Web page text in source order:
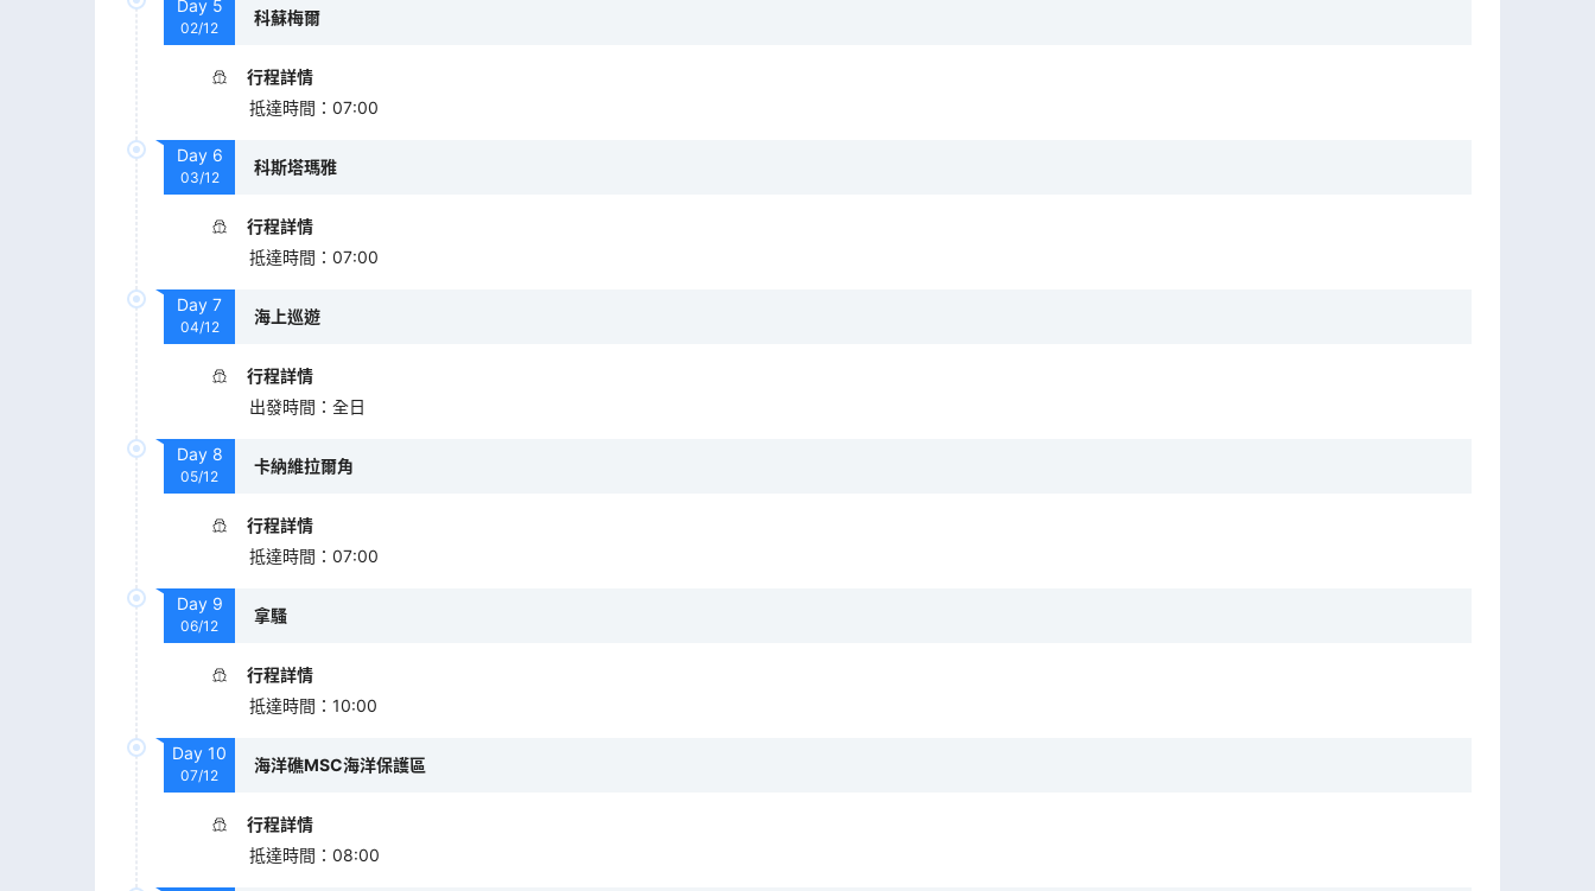
Day 5
02/12
科蘇梅爾
行程詳情
抵達時間 ： 07:00
Day 6
03/12
科斯塔瑪雅
行程詳情
抵達時間 ： 07:00
Day 7
04/12
海上巡遊
行程詳情
出發時間 ： 全日
Day 8
05/12
卡納維拉爾角
行程詳情
抵達時間 ： 07:00
Day 9
06/12
拿騷
行程詳情
抵達時間 ： 10:00
Day 10
07/12
海洋礁MSC海洋保護區
行程詳情
抵達時間 ： 08:00